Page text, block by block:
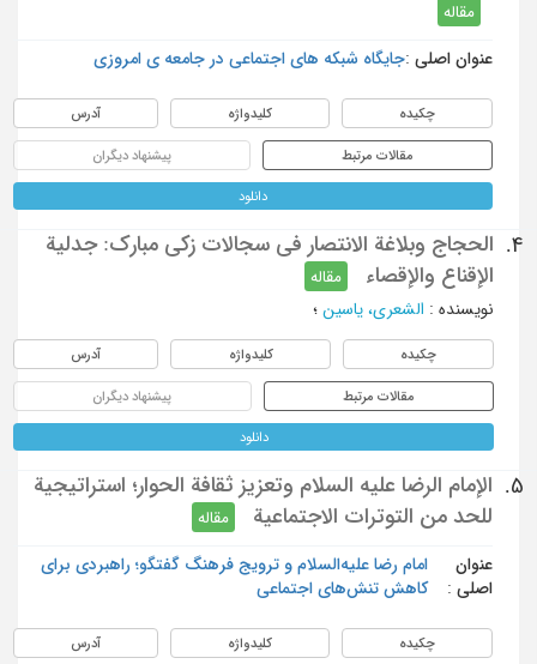
مقاله
عنوان اصلی : جایگاه شبکه های اجتماعی در جامعه ی امروزی
چکیده کلیدواژه آدرس
مقالات مرتبط پیشنهاد دیگران
دانلود
4.
الحجاج وبلاغة الانتصار في سجالات زكي مبارك: جدلية
الإقناع والإقصاء
مقاله
نویسنده: الشعري، یاسین؛
چکیده کلیدواژه آدرس
مقالات مرتبط پیشنهاد دیگران
دانلود
5.
الإمام الرضا عليه السلام وتعزيز ثقافة الحوار؛ استراتيجية
للحد من التوترات الاجتماعية
مقاله
عنوان
اصلی :
امام رضا علیه‌السلام و ترویج فرهنگ گفتگو؛ راهبردی برای
کاهش تنش‌های اجتماعی
چکیده کلیدواژه آدرس